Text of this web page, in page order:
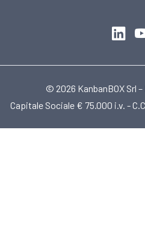
© 2026 KanbanBOX Srl
Capitale Sociale € 75.000 i.v. -